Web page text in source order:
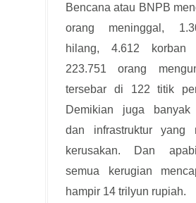
Bencana atau BNPB
orang meninggal,
hilang, 4.612
223.751 orang
tersebar di 122 titik
Demikian juga banyak
dan infrastruktur yang
kerusakan. Dan
semua kerugian
hampir 14 trilyun rupiah.